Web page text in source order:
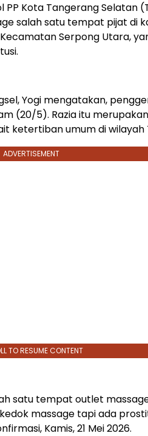
PP Kota Tangerang Selatan
salah satu tempat pijat di
Serpong Utara,
Yogi mengatakan,
(20/5). Razia itu
ketertiban umum di wilayah
ADVERTISEMENT
TO RESUME CONTENT
satu tempat outlet
massage tapi ada
Kamis, 21 Mei 2026.